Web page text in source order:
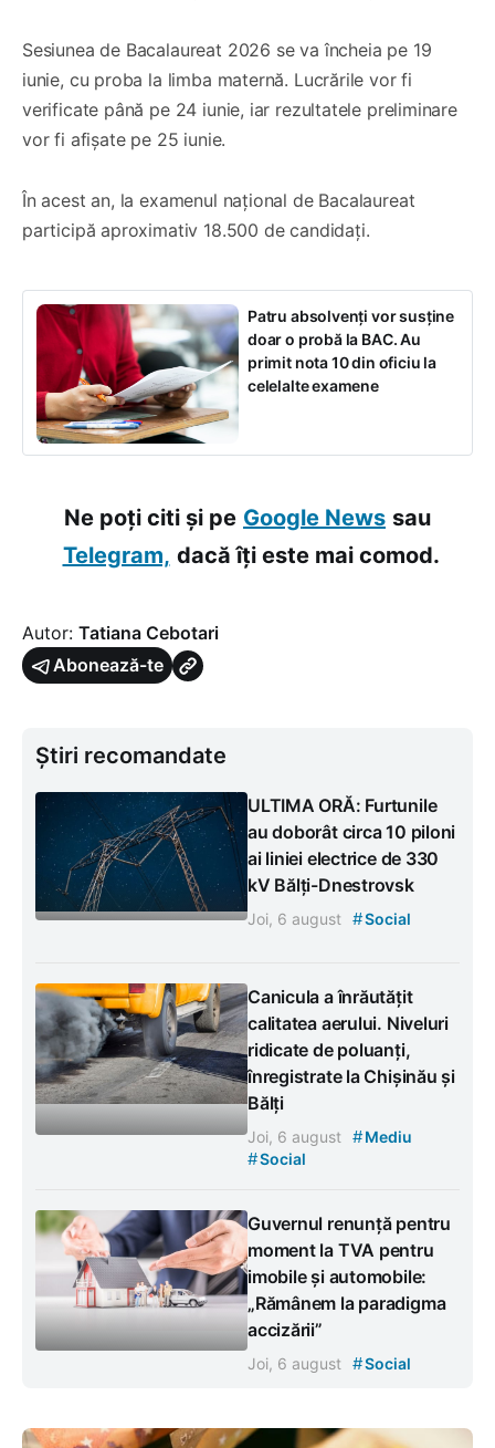
Sesiunea de Bacalaureat 2026 se va încheia pe 19
iunie, cu proba la limba maternă. Lucrările vor fi
verificate până pe 24 iunie, iar rezultatele preliminare
vor fi afișate pe 25 iunie.
În acest an, la examenul național de Bacalaureat
participă aproximativ 18.500 de candidați.
Patru absolvenți vor susține
doar o probă la BAC. Au
primit nota 10 din oficiu la
celelalte examene
Ne poți citi și pe Google News sau
Telegram, dacă îți este mai comod.
Autor: Tatiana Cebotari
Abonează-te
Știri recomandate
ULTIMA ORĂ: Furtunile
au doborât circa 10 piloni
ai liniei electrice de 330
kV Bălți-Dnestrovsk
Joi, 6 august #Social
Canicula a înrăutățit
calitatea aerului. Niveluri
ridicate de poluanți,
înregistrate la Chișinău și
Bălți
Joi, 6 august #Mediu
#Social
Guvernul renunță pentru
moment la TVA pentru
imobile și automobile:
„Rămânem la paradigma
accizării”
Joi, 6 august #Social